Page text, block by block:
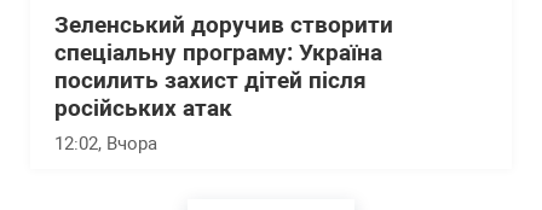
Зеленський доручив створити
спеціальну програму: Україна
посилить захист дітей після
російських атак
12:02, Вчора